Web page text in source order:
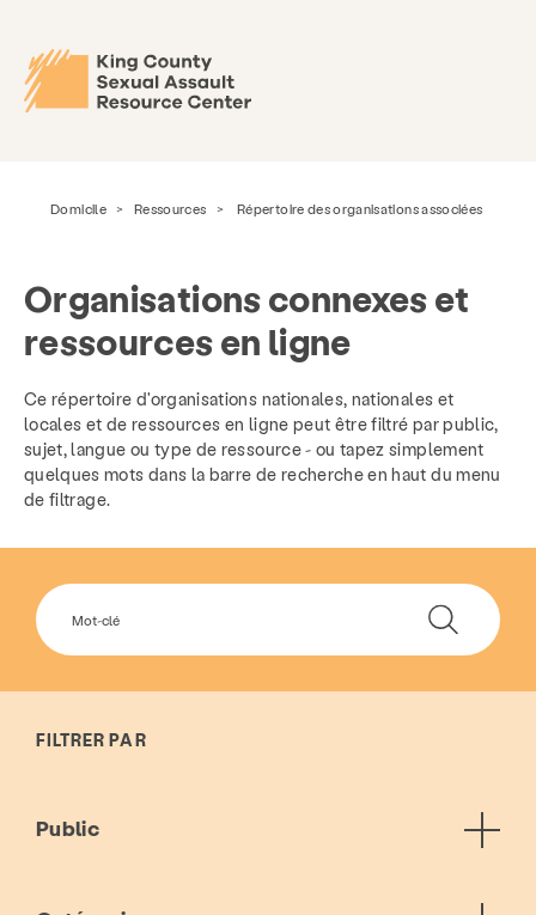
Domicile > Ressources > Répertoire des organisations associées
Organisations connexes et
ressources en ligne
Ce répertoire d'organisations nationales, nationales et
locales et de ressources en ligne peut être filtré par public,
sujet, langue ou type de ressource - ou tapez simplement
quelques mots dans la barre de recherche en haut du menu
de filtrage.
FILTRER PAR
Public